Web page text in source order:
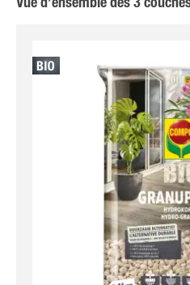
Vue d’ensemble des 3